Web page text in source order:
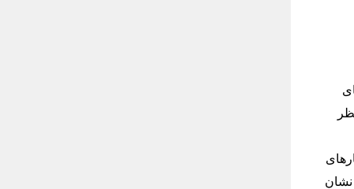
نظر
نشان